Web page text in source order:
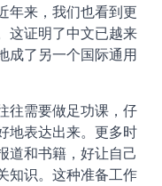
年来，我们也看到更
这证明了中文已越来
成了另一个国际通用
往需要做足功课，仔
地表达出来。更多时
道和书籍，好让自己
知识。这种准备工作